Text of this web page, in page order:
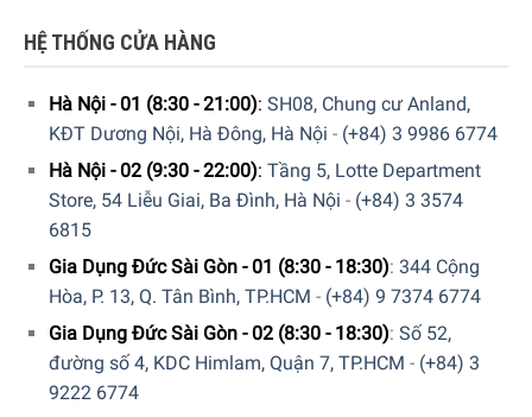
Tích hợp lịch bảo quản trên nắp tiện ích
Nắp hộp bảo quản thực phẩm hút chân không Status cũng
có một phần lịch tích hợp cho phép bạn đánh dấu lưu trữ
hoặc ngày hết hạn của thực phẩm. Không còn nghi ngờ
HỆ THỐNG CỬA HÀNG
Hà Nội - 01 (8:30 - 21:00): SH08, Chung cư Anland,
KĐT Dương Nội, Hà Đông, Hà Nội - (+84) 3 9986 6774
Hà Nội - 02 (9:30 - 22:00): Tầng 5, Lotte Department
Store, 54 Liễu Giai, Ba Đình, Hà Nội - (+84) 3 3574
6815
Gia Dụng Đức Sài Gòn - 01 (8:30 - 18:30): 344 Cộng
Hòa, P. 13, Q. Tân Bình, TP.HCM - (+84) 9 7374 6774
Gia Dụng Đức Sài Gòn - 02 (8:30 - 18:30): Số 52,
đường số 4, KDC Himlam, Quận 7, TP.HCM - (+84) 3
9222 6774